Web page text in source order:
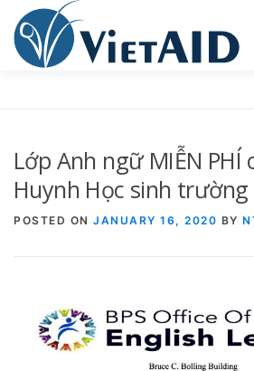
content
TRUNG TÂM CỘNG ĐỒNG SINH
Lớp Anh ngữ MIỄN PHÍ
Huynh Học sinh trường
POSTED ON JANUARY 16, 2020 BY